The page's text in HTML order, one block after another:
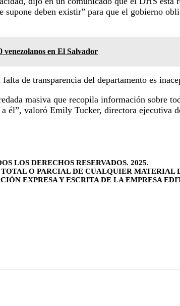
supone deben existir” para que el gobierno
en El Salvador
de transparencia del departamento es
masiva que recopila información sobre
él”, valoró Emily Tucker, directora ejecutiva
LOS DERECHOS RESERVADOS. 2025.
O PARCIAL DE CUALQUIER MATERIAL
EXPRESA Y ESCRITA DE LA EMPRESA